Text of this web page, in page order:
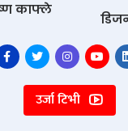
काफ्ले
उर्जा टिभी